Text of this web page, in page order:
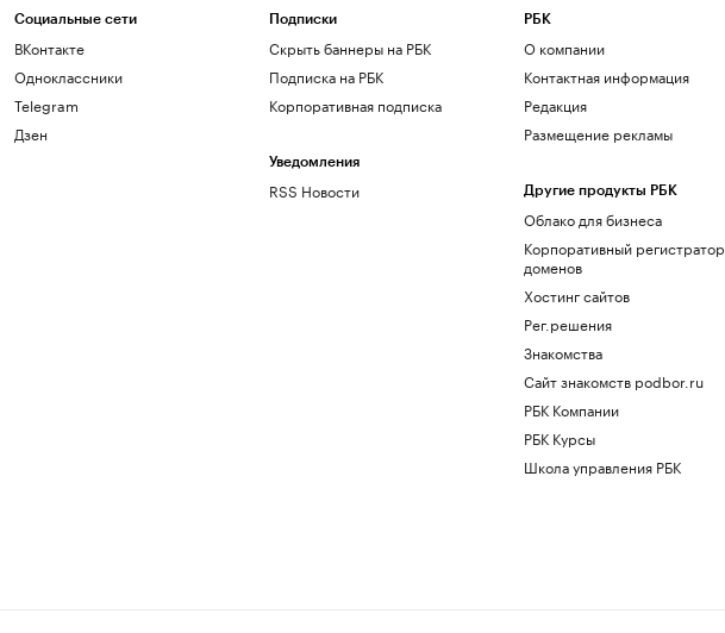
Социальные сети
ВКонтакте
Одноклассники
Telegram
Дзен
Подписки
Скрыть баннеры на РБК
Подписка на РБК
Корпоративная подписка
Уведомления
RSS Новости
РБК
О компании
Контактная информация
Редакция
Размещение рекламы
Другие продукты РБК
Облако для бизнеса
Корпоративный регистратор
доменов
Хостинг сайтов
Рег.решения
Знакомства
Сайт знакомств podbor.ru
РБК Компании
РБК Курсы
Школа управления РБК